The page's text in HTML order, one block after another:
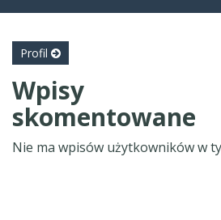
Profil
Wpisy
skomentowane
Nie ma wpisów użytkowników w